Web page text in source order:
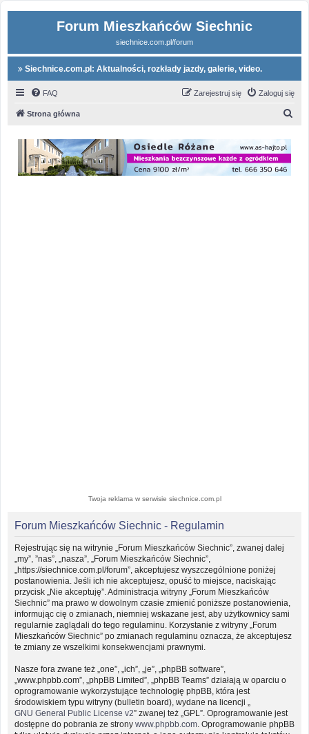
Forum Mieszkańców Siechnic
siechnice.com.pl/forum
Siechnice.com.pl: Aktualności, rozkłady jazdy, galerie, video.
FAQ Zaloguj się
Zarejestruj się
Strona główna
Twoja reklama w serwisie siechnice.com.pl
Forum Mieszkańców Siechnic - Regulamin
Rejestrując się na witrynie „Forum Mieszkańców Siechnic”, zwanej dalej
„my”, ”nas”, „nasza”, „Forum Mieszkańców Siechnic”,
„https://siechnice.com.pl/forum”, akceptujesz wyszczególnione poniżej
postanowienia. Jeśli ich nie akceptujesz, opuść to miejsce, naciskając
przycisk „Nie akceptuję”. Administracja witryny „Forum Mieszkańców
Siechnic” ma prawo w dowolnym czasie zmienić poniższe postanowienia,
informując cię o zmianach, niemniej wskazane jest, aby użytkownicy sami
regularnie zaglądali do tego regulaminu. Korzystanie z witryny „Forum
Mieszkańców Siechnic” po zmianach regulaminu oznacza, że akceptujesz
te zmiany ze wszelkimi konsekwencjami prawnymi.
Nasze fora zwane też „one”, „ich”, „je”, „phpBB software”,
„www.phpbb.com”, „phpBB Limited”, „phpBB Teams” działają w oparciu o
oprogramowanie wykorzystujące technologię phpBB, która jest
środowiskiem typu witryny (bulletin board), wydane na licencji „
GNU General Public License v2” zwanej też „GPL”. Oprogramowanie jest
dostępne do pobrania ze strony www.phpbb.com . Oprogramowanie phpBB